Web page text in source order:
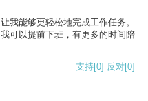
我能够更轻松地完成工作任务。
可以提前下班，有更多的时间陪
支持[0] 反对[0]